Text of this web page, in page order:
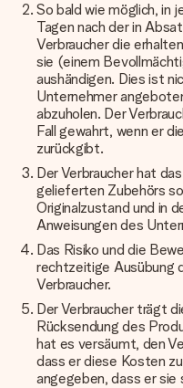
So bald wie möglich, in
Tagen nach der in
Verbraucher die
sie (einem
aushändigen. Dies ist
Unternehmer
abzuholen. Der
Fall gewahrt, wenn er
zurückgibt.
Der Verbraucher hat
gelieferten Zubehörs
Originalzustand und in
Anweisungen des
Das Risiko und die
rechtzeitige Ausübung
Verbraucher.
Der Verbraucher trägt
Rücksendung des
hat es versäumt, den
dass er diese Kosten
angegeben, dass er